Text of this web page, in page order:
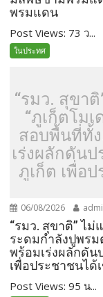
พรมแดน
Post Views: 73 ว...
ในประทศ
“รมว. สุขา
“ภูเก็ตโม
สอบพื้นที่ทั้ง
เร่งผลักดัน
ภูเก็ต เพื่อ
06/08/2026
“รมว. สุขาติ” ไม่
ระดมกำลังปูพรม
พร้อมเร่งผลักดั
เพื่อประชาชนได้
Post Views: 95 น...